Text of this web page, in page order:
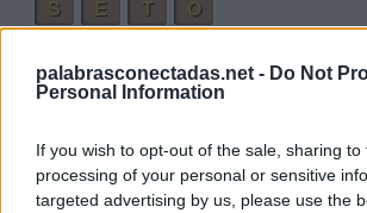
palabrasconectadas.net - Do Not
Personal Information
If you wish to opt-out of the sale, sharing
processing of your personal or sensitive
targeted advertising by us, please use the
S
E T
O
V
E I
S
T
I E S
O
V
S T
E